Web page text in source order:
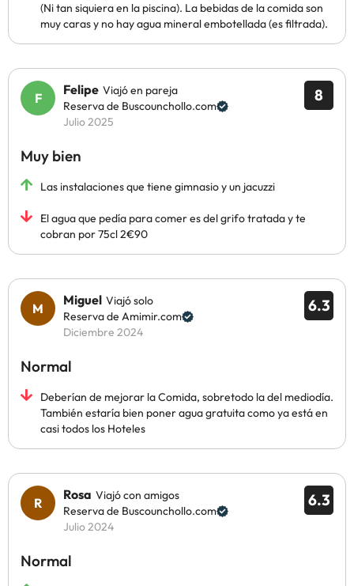
(Ni tan siquiera en la piscina). La bebidas de la comida son
muy caras y no hay agua mineral embotellada (es filtrada).
8
Felipe Viajó en pareja
Reserva de Buscounchollo.com
Julio 2025
Muy bien
Las instalaciones que tiene gimnasio y un jacuzzi
El agua que pedía para comer es del grifo tratada y te
cobran por 75cl 2€90
6.3
Miguel Viajó solo
Reserva de Amimir.com
Diciembre 2024
Normal
Deberían de mejorar la Comida, sobretodo la del mediodía.
También estaría bien poner agua gratuita como ya está en
casi todos los Hoteles
6.3
Rosa Viajó con amigos
Reserva de Buscounchollo.com
Julio 2024
Normal